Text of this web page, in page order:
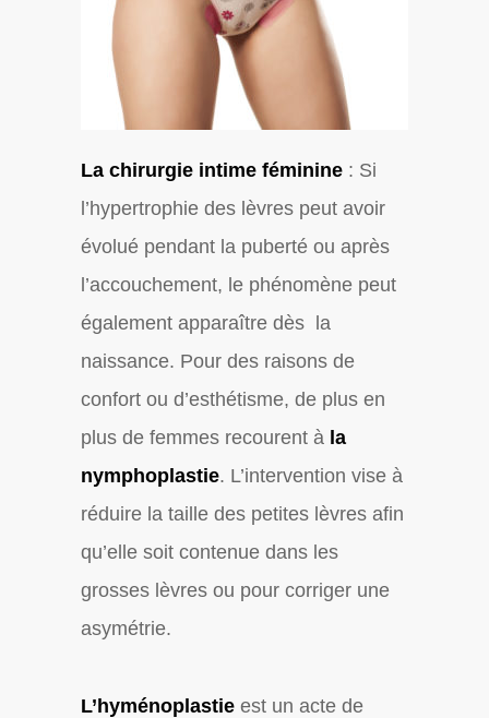
La chirurgie intime féminine : Si
l’hypertrophie des lèvres peut avoir
évolué pendant la puberté ou après
l’accouchement, le phénomène peut
également apparaître dès la
naissance. Pour des raisons de
confort ou d’esthétisme, de plus en
plus de femmes recourent à la
nymphoplastie. L’intervention vise à
réduire la taille des petites lèvres afin
qu’elle soit contenue dans les
grosses lèvres ou pour corriger une
asymétrie.
L’hyménoplastie est un acte de